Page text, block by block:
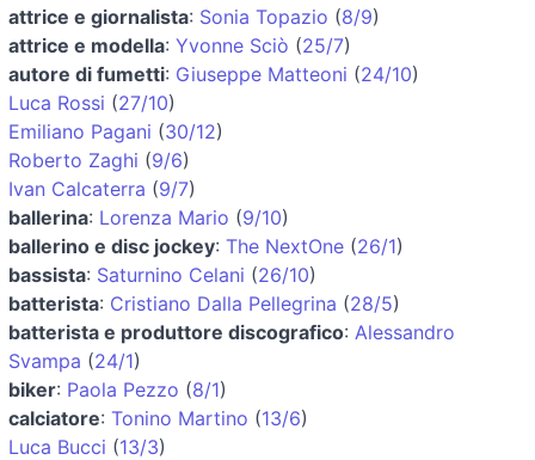
attrice e giornalista: Sonia Topazio (8/9)
attrice e modella: Yvonne Sciò (25/7)
autore di fumetti: Giuseppe Matteoni (24/10)
Luca Rossi (27/10)
Emiliano Pagani (30/12)
Roberto Zaghi (9/6)
Ivan Calcaterra (9/7)
ballerina: Lorenza Mario (9/10)
ballerino e disc jockey: The NextOne (26/1)
bassista: Saturnino Celani (26/10)
batterista: Cristiano Dalla Pellegrina (28/5)
batterista e produttore discografico: Alessandro
Svampa (24/1)
biker: Paola Pezzo (8/1)
calciatore: Tonino Martino (13/6)
Luca Bucci (13/3)